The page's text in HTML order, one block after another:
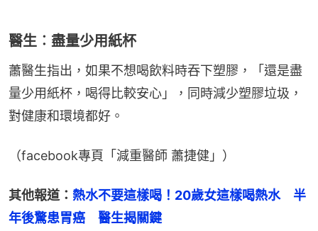
醫生︰盡量少用紙杯
蕭醫生指出，如果不想喝飲料時吞下塑膠，「還是盡
量少用紙杯，喝得比較安心」，同時減少塑膠垃圾，
對健康和環境都好。
（facebook專頁「減重醫師 蕭捷健」）
其他報道： 熱水不要這樣喝！20歲女這樣喝熱水　半
年後驚患胃癌　醫生揭關鍵